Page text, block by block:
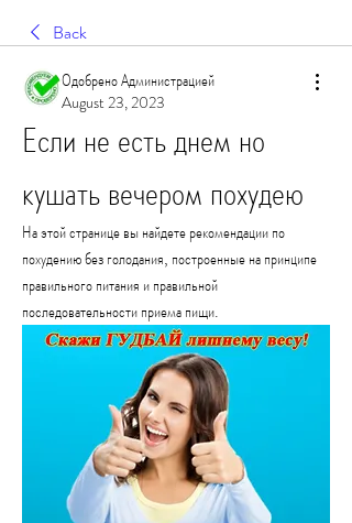
Back
Одобрено Администрацией
August 23, 2023
Если не есть днем но
кушать вечером похудею
На этой странице вы найдете рекомендации по
похудению без голодания, построенные на принципе
правильного питания и правильной
последовательности приема пищи.